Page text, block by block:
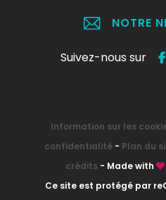
NOTRE
Suivez-nous sur
Information sur les
confidentialité- Plan du
crédits - Made with
Ce site est protégé par